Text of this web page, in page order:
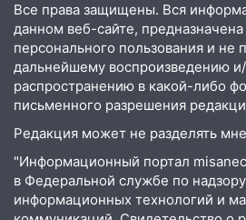
10:40 В Ульяновске
нашли потерявшегося в
садах 79-летнего
10:26 На нескольких
временно отключили
10:14
В Ульяновске
коррупционной схемы
отправили в колонию на 7
Все права защищены. Вся
данном веб-сайте,
персонального пользования и не
дальнейшему воспроизведению
распространению в какой-либо
письменного разрешения
Редакция может не разделять
"Информационный портал
в Федеральной службе по
информационных технологий и